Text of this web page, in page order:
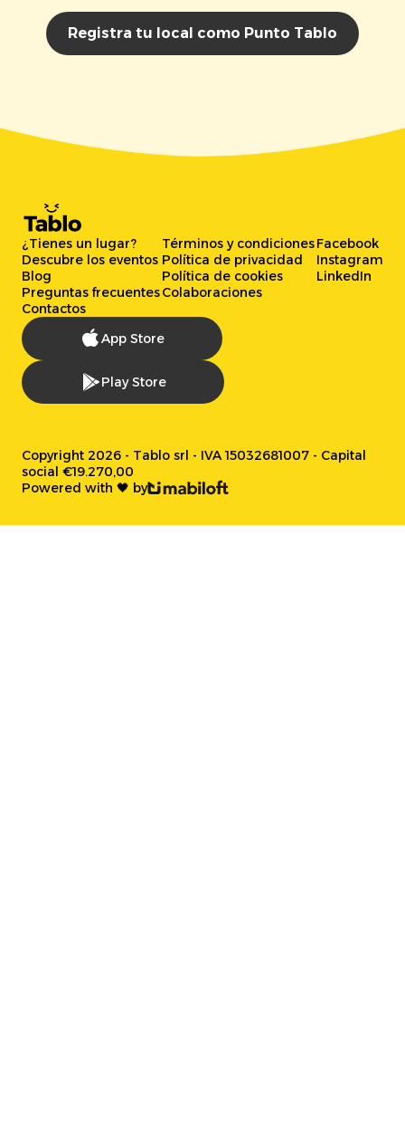
Registra tu local como Punto Tablo
¿Tienes un lugar?
Descubre los eventos
Blog
Preguntas frecuentes
Contactos
Términos y condiciones
Política de privacidad
Política de cookies
Colaboraciones
Facebook
Instagram
LinkedIn
App Store
Play Store
Copyright 2026 - Tablo srl - IVA 15032681007 - Capital
social €19.270,00
Powered with 🖤 by